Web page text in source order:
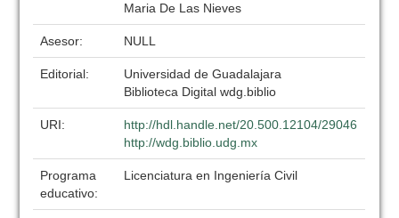
Maria De Las Nieves
Asesor: NULL
Editorial:
Universidad de Guadalajara
Biblioteca Digital wdg.biblio
URI:
http://hdl.handle.net/20.500.12104/29046
http://wdg.biblio.udg.mx
Programa
educativo:
Licenciatura en Ingeniería Civil